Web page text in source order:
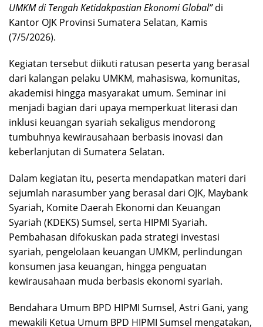
UMKM di Tengah Ketidakpastian Ekonomi Global”di
Kantor OJK Provinsi Sumatera Selatan, Kamis
(7/5/2026).
Kegiatan tersebut diikuti ratusan peserta yang berasal
dari kalangan pelaku UMKM, mahasiswa, komunitas,
akademisi hingga masyarakat umum. Seminar ini
menjadi bagian dari upaya memperkuat literasi dan
inklusi keuangan syariah sekaligus mendorong
tumbuhnya kewirausahaan berbasis inovasi dan
keberlanjutan di Sumatera Selatan.
Dalam kegiatan itu, peserta mendapatkan materi dari
sejumlah narasumber yang berasal dari OJK, Maybank
Syariah, Komite Daerah Ekonomi dan Keuangan
Syariah (KDEKS) Sumsel, serta HIPMI Syariah.
Pembahasan difokuskan pada strategi investasi
syariah, pengelolaan keuangan UMKM, perlindungan
konsumen jasa keuangan, hingga penguatan
kewirausahaan muda berbasis ekonomi syariah.
Bendahara Umum BPD HIPMI Sumsel, Astri Gani, yang
mewakili Ketua Umum BPD HIPMI Sumsel mengatakan,